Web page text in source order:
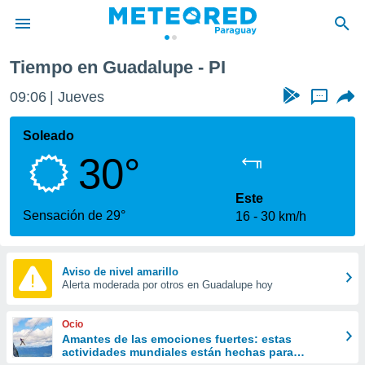
de
ha
calidad.
a este
las
y
forma
digital
basada
Tiempo en Guadalupe - PI
09:06 Jueves ...
Soleado
30°
Sensación de 29°
Este
16
30 km/h
Aviso de nivel amarillo
Alerta moderada por otros en Guadalupe hoy
Ocio
Amantes de las emociones fuertes: estas
actividades mundiales están hechas para